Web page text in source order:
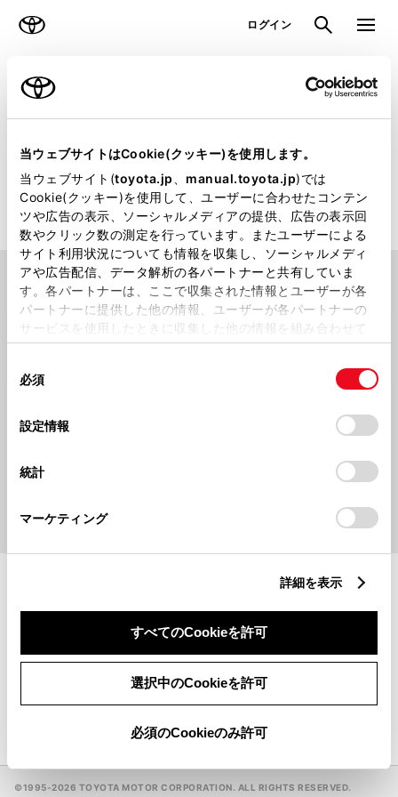
当ウェブサイトはCookie(クッキー)を使用します。
当ウェブサイト(toyota.jp manual.toyota.jp)では
Cookie(クッキー)を使用して、ユーザーに合わせたコンテン
ツや広告の表示、ソーシャルメディアの提供、広告の表示回
数やクリック数の測定を行っています。またユーザーによる
サイト利用状況についても情報を収集し、ソーシャルメディ
アや広告配信、データ解析の各パートナーと共有していま
す。各パートナーは、ここで収集された情報とユーザーが各
パートナーに提供した他の情報、ユーザーが各パートナーの
サービスを使用したときに収集した他の情報を組み合わせて
使用することがあります。当ウェブサイトの使用を続行する
デバイスにすべてのCookie(クッキー)が保存されることに同
意したことになります。Cookie(クッキー)のオプトアウト、
設定の変更、同意を撤回したりするにあたっては、当社の
「Cookie（クッキー）情報の取り扱いについて
」をご覧くだ
必須
設定情報
統計
マーケティング
詳細を表示
すべてのCookieを許可
選択中のCookieを許可
必須のCookieのみ許可
ログイン 検索 メニュ
ラインアップ トピックス
販売店検索
トヨタのクルマを取り扱っている日本全国の販売店をお探しいた
だけます
場所から探す
探す
地名・駅名・店名・郵便番号から検索できます。
ウェルキャブステーション
GR GARAGE
一覧
©1995-2026 TOYOTA MOTOR CORPORATION. ALL RIGHTS RESERVED.